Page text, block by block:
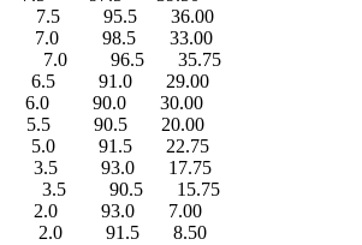
36.00
33.00
35.75
29.00
90.0 30.00
90.5 20.00
91.5 22.75
93.0 17.75
90.5 15.75
93.0 7.00
91.5 8.50